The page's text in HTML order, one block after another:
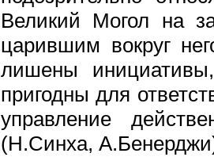
Великий Могол на
царившим вокруг
лишены
пригодны для
управление
(Н.Синха,